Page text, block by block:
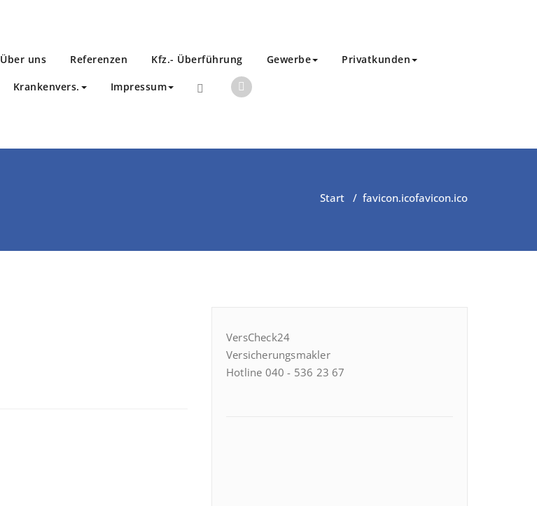
Über uns Referenzen Kfz.- Überführung Gewerbe Privatkunden
Krankenvers. Impressum
Start / favicon.icofavicon.ico
VersCheck24
Versicherungsmakler
Hotline 040 - 536 23 67